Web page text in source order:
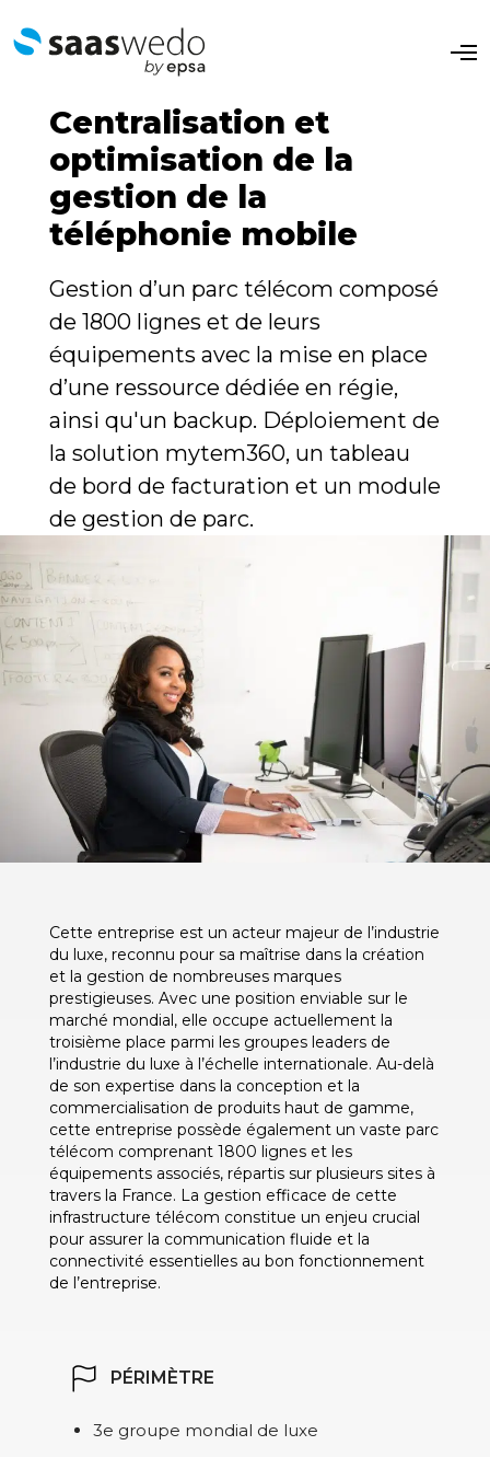
O
Centralisation et
optimisation de la
gestion de la
téléphonie mobile
Gestion d’un parc télécom composé
de 1800 lignes et de leurs
équipements avec la mise en place
d’une ressource dédiée en régie,
ainsi qu'un backup. Déploiement de
la solution mytem360, un tableau
de bord de facturation et un module
de gestion de parc.
Cette entreprise est un acteur majeur de l’industrie
du luxe, reconnu pour sa maîtrise dans la création
et la gestion de nombreuses marques
prestigieuses. Avec une position enviable sur le
marché mondial, elle occupe actuellement la
troisième place parmi les groupes leaders de
l’industrie du luxe à l’échelle internationale. Au-delà
de son expertise dans la conception et la
commercialisation de produits haut de gamme,
cette entreprise possède également un vaste parc
télécom comprenant 1800 lignes et les
équipements associés, répartis sur plusieurs sites à
travers la France. La gestion efficace de cette
infrastructure télécom constitue un enjeu crucial
pour assurer la communication fluide et la
connectivité essentielles au bon fonctionnement
de l’entreprise.
PÉRIMÈTRE
3e groupe mondial de luxe